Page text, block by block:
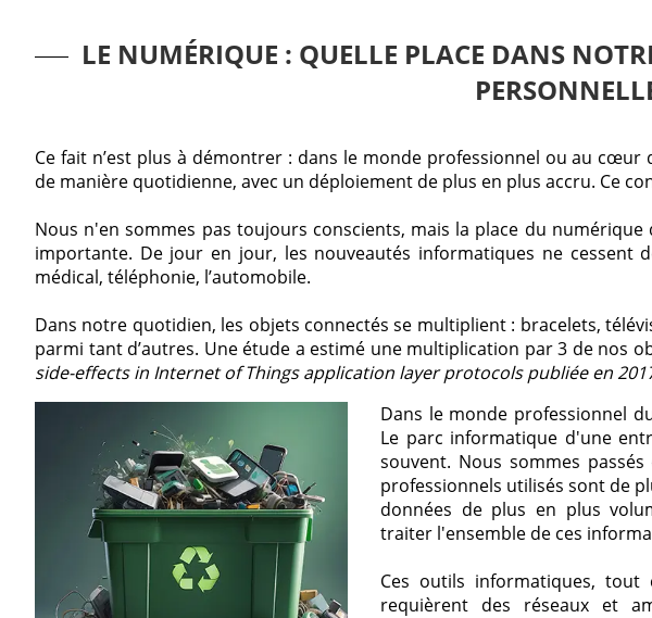
LE NUMÉRIQUE : QUELLE PLACE DANS
Ce fait n’est plus à démontrer : dans le monde professionnel ou au cœur
de manière quotidienne, avec un déploiement de plus en plus accru. Ce
Nous n'en sommes pas toujours conscients, mais la place du
importante. De jour en jour, les nouveautés informatiques ne cessent
médical, téléphonie, l’automobile.
Dans notre quotidien, les objets connectés se multiplient : bracelets,
parmi tant d’autres. Une étude a estimé une multiplication par 3 de nos
side-effects in Internet of Things application layer protocols publiée en
Dans le monde professionnel
Le parc informatique d'une
souvent. Nous sommes
professionnels utilisés sont de
données de plus en plus
traiter l'ensemble de ces
Ces outils informatiques,
requièrent des réseaux et